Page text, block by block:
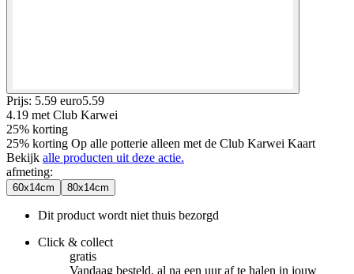
Prijs: 5.59 euro5.59
4.19 met Club Karwei
25% korting
25% korting Op alle potterie alleen met de Club Karwei Kaart
Bekijk alle producten uit deze actie.
afmeting:
60x14cm 80x14cm
Dit product wordt niet thuis bezorgd
Click & collect
gratis
Vandaag besteld, al na een uur af te halen in jouw